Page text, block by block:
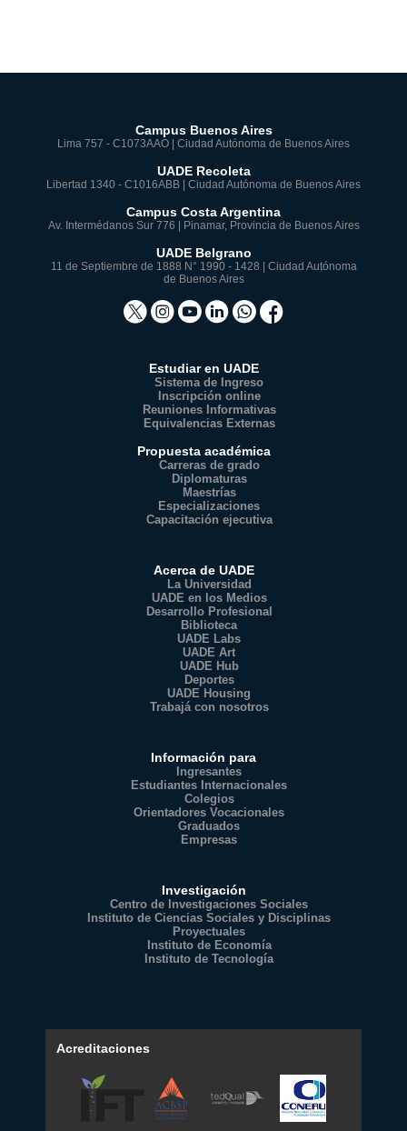
Campus Buenos Aires
Lima 757 - C1073AAO | Ciudad Autónoma de Buenos Aires
UADE Recoleta
Libertad 1340 - C1016ABB | Ciudad Autónoma de Buenos Aires
Campus Costa Argentina
Av. Intermédanos Sur 776 | Pinamar, Provincia de Buenos Aires
UADE Belgrano
11 de Septiembre de 1888 N° 1990 - 1428 | Ciudad Autónoma
de Buenos Aires
Estudiar en UADE
Sistema de Ingreso
Inscripción online
Reuniones Informativas
Equivalencias Externas
Propuesta académica
Carreras de grado
Diplomaturas
Maestrías
Especializaciones
Capacitación ejecutiva
Acerca de UADE
La Universidad
UADE en los Medios
Desarrollo Profesional
Biblioteca
UADE Labs
UADE Art
UADE Hub
Deportes
UADE Housing
Trabajá con nosotros
Información para
Ingresantes
Estudiantes Internacionales
Colegios
Orientadores Vocacionales
Graduados
Empresas
Investigación
Centro de Investigaciones Sociales
Instituto de Ciencias Sociales y Disciplinas
Proyectuales
Instituto de Economía
Instituto de Tecnología
Acreditaciones